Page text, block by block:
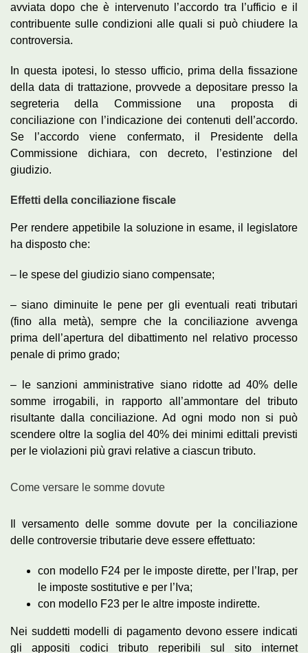
avviata dopo che è intervenuto l’accordo tra l’ufficio e il
contribuente sulle condizioni alle quali si può chiudere la
controversia.
In questa ipotesi, lo stesso ufficio, prima della fissazione
della data di trattazione, provvede a depositare presso la
segreteria della Commissione una proposta di
conciliazione con l’indicazione dei contenuti dell’accordo.
Se l’accordo viene confermato, il Presidente della
Commissione dichiara, con decreto, l’estinzione del
giudizio.
Effetti della conciliazione fiscale
Per rendere appetibile la soluzione in esame, il legislatore
ha disposto che:
– le spese del giudizio siano compensate;
– siano diminuite le pene per gli eventuali reati tributari
(fino alla metà), sempre che la conciliazione avvenga
prima dell’apertura del dibattimento nel relativo processo
penale di primo grado;
– le sanzioni amministrative siano ridotte ad 40% delle
somme irrogabili, in rapporto all’ammontare del tributo
risultante dalla conciliazione. Ad ogni modo non si può
scendere oltre la soglia del 40% dei minimi edittali previsti
per le violazioni più gravi relative a ciascun tributo.
Come versare le somme dovute
Il versamento delle somme dovute per la conciliazione
delle controversie tributarie deve essere effettuato:
con modello F24 per le imposte dirette, per l’Irap, per
le imposte sostitutive e per l’Iva;
con modello F23 per le altre imposte indirette.
Nei suddetti modelli di pagamento devono essere indicati
gli appositi codici tributo reperibili sul sito internet